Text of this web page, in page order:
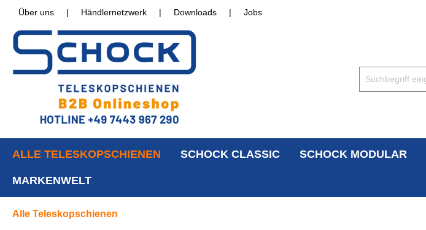
Über uns | Händlernetzwerk | Downloads | Jobs
ALLE TELESKOPSCHIENEN SCHOCK CLASSIC SCHOCK MODULAR
MARKENWELT
Alle Teleskopschienen